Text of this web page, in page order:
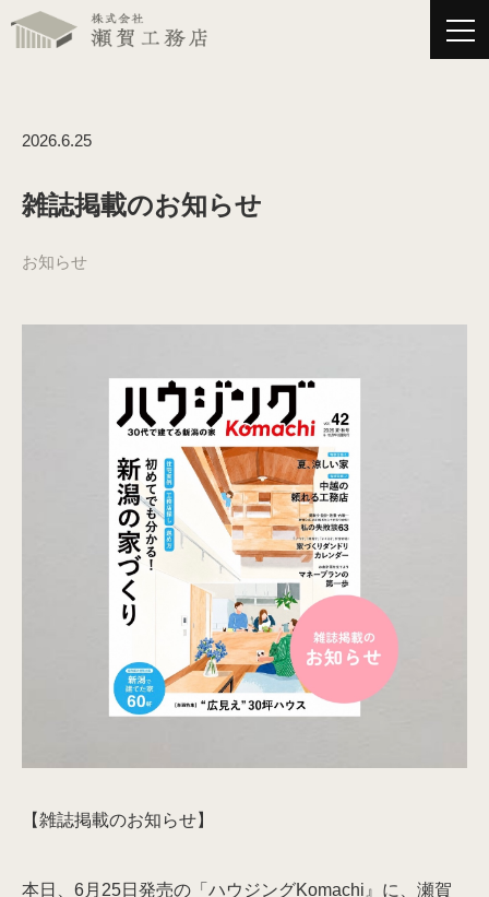
お客様の声
会社紹介
プライバシーポリシー
資料請求・ご相談予約
新着情報
2026.6.25
雑誌掲載のお知らせ
お知らせ
【雑誌掲載のお知らせ】
本日、6月25日発売の「ハウジングKomachi』に、瀬賀